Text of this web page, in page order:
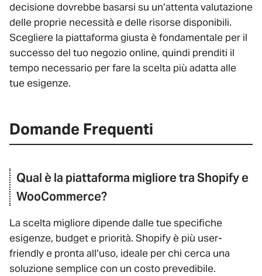
decisione dovrebbe basarsi su un’attenta valutazione
delle proprie necessità e delle risorse disponibili.
Scegliere la piattaforma giusta è fondamentale per il
successo del tuo negozio online, quindi prenditi il
tempo necessario per fare la scelta più adatta alle
tue esigenze.
Domande Frequenti
Qual è la piattaforma migliore tra Shopify e
WooCommerce?
La scelta migliore dipende dalle tue specifiche
esigenze, budget e priorità. Shopify è più user-
friendly e pronta all’uso, ideale per chi cerca una
soluzione semplice con un costo prevedibile.